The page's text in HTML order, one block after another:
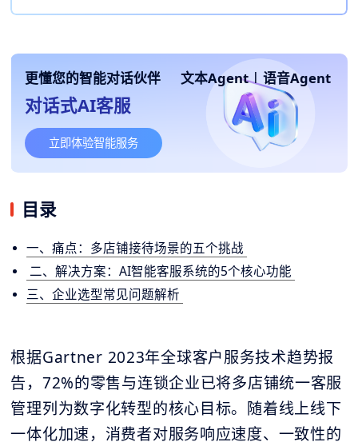
更懂您的智能对话伙伴 文本Agent | 语音Agent
对话式AI客服
立即体验智能服务
目录
一、痛点：多店铺接待场景的五个挑战
二、解决方案：AI智能客服系统的5个核心功能
三、企业选型常见问题解析
根据Gartner 2023年全球客户服务技术趋势报
告，72%的零售与连锁企业已将多店铺统一客服
管理列为数字化转型的核心目标。随着线上线下
一体化加速，消费者对服务响应速度、一致性的